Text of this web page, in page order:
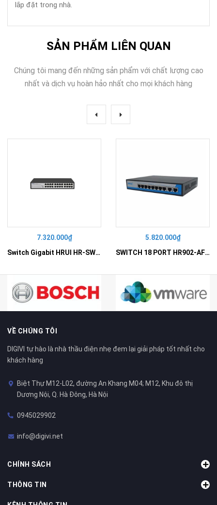
lắp đặt trong nhà.
SẢN PHẨM LIÊN QUAN
Chúng tôi mang đến những sản phẩm với chất lượng cao
nhất và dịch vụ hoàn hảo nhất cho mọi khách hàng
7.320.000₫
Switch Gigabit HRUI HR-SWG10240D
5.820.000₫
SWITCH 18 PORT HR902-AF162G-300 – Switch PoE 16 Cổng
VỀ CHÚNG TÔI
DIGIVI tự hào là nhà thầu điện nhẹ đem lại giải pháp tốt nhất cho
khách hàng
Biệt Thự M12-L02, đường An Khang M04; M12, Khu đô thị
Dương Nội, Q. Hà Đông, Hà Nội
0945029902
info@digivi.net
CHÍNH SÁCH
THÔNG TIN